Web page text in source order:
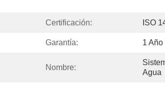
Certificación: ISO
Garantía: 1 Año
Nombre:
Agua